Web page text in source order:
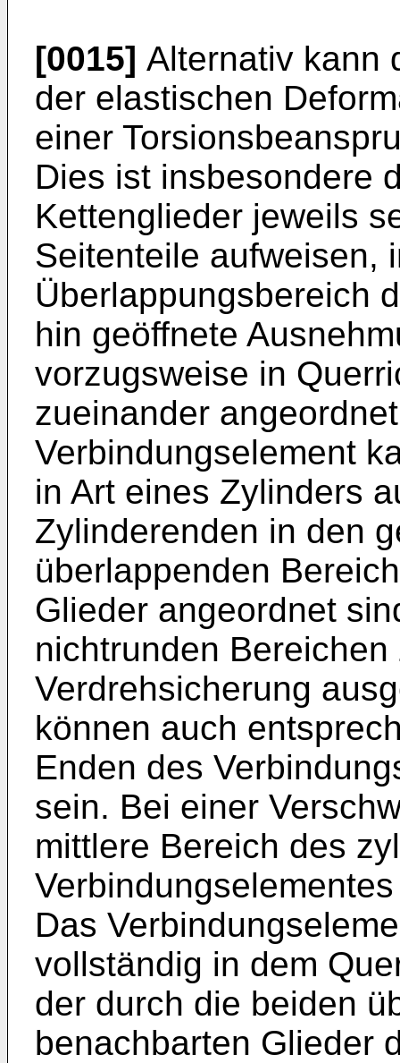
[0015] Alternativ kann
der elastischen
einer
Dies ist insbesondere
Kettenglieder jeweils
Seitenteile aufweisen,
Überlappungsbereich
hin geöffnete
vorzugsweise in
zueinander
Verbindungselement
in Art eines Zylinders
Zylinderenden in den
überlappenden
Glieder angeordnet
nichtrunden
Verdrehsicherung
können auch
Enden des
sein. Bei einer
mittlere Bereich des
Das
vollständig in dem
der durch die beiden
benachbarten Glieder